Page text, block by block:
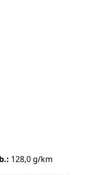
128,0 g/km